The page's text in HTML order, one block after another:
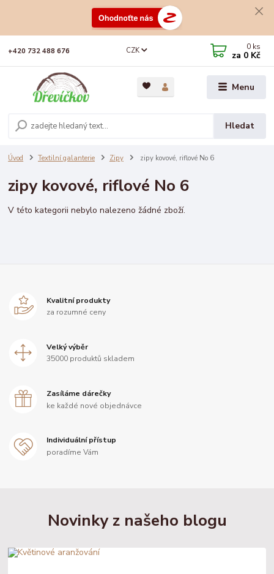
Menu
CZK
Hledat
+420 732 488 676 0 ks
za 0 Kč
Úvod Textilní galanterie Zipy zipy kovové, riflové No 6
zipy kovové, riflové No 6
V této kategorii nebylo nalezeno žádné zboží.
Kvalitní produkty
za rozumné ceny
Velký výběr
35000 produktů skladem
Zasíláme dárečky
ke každé nové objednávce
Individuální přístup
poradíme Vám
Novinky z našeho blogu